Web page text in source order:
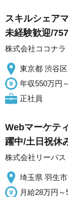
スキルシェア
未経験歓迎/
株式会社ココナラ
東京都 渋谷区
年収550万円
正社員
Webマーケテ
躍中/土日祝休
株式会社リーパス
埼玉県 羽生市
月給28万円～